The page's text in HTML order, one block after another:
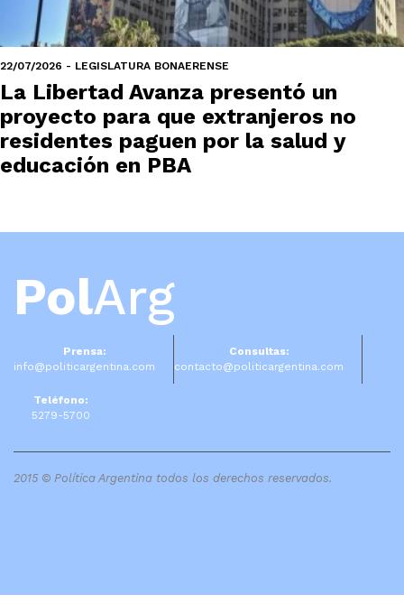
22/07/2026 - LEGISLATURA BONAERENSE
La Libertad Avanza presentó un
proyecto para que extranjeros no
residentes paguen por la salud y
educación en PBA
PolArg
Prensa:
info@politicargentina.com
Consultas:
contacto@politicargentina.com
Teléfono:
5279-5700
2015 © Política Argentina todos los derechos reservados.